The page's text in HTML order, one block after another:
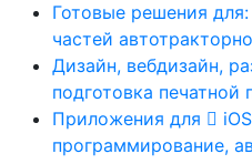
Готовые решения
частей
Дизайн, вебдизайн,
подготовка печатной
Приложения для
программирование,